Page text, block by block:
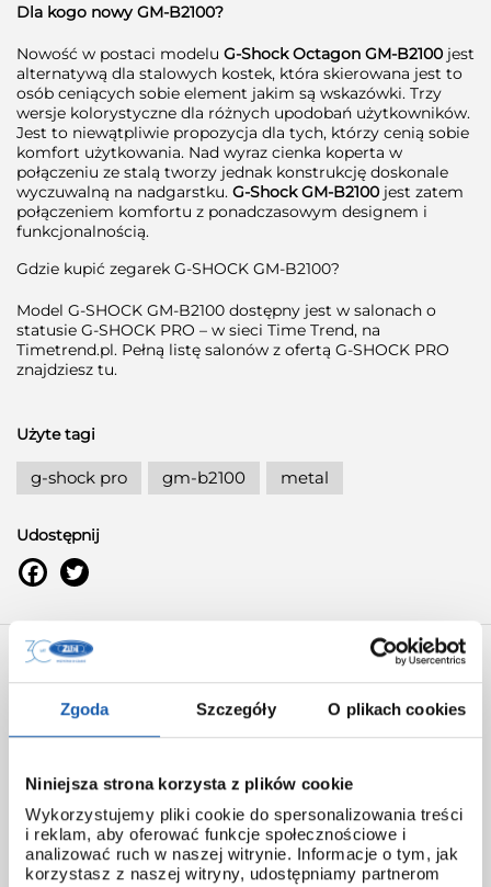
Zgoda Szczegóły O plikach cookies
Niniejsza strona korzysta z plików cookie
Wykorzystujemy pliki cookie do spersonalizowania treści
i reklam, aby oferować funkcje społecznościowe i
analizować ruch w naszej witrynie. Informacje o tym, jak
korzystasz z naszej witryny, udostępniamy partnerom
Dla kogo nowy GM-B2100?
Nowość w postaci modelu G-Shock Octagon GM-B2100 jest
alternatywą dla stalowych kostek, która skierowana jest to
osób ceniących sobie element jakim są wskazówki. Trzy
wersje kolorystyczne dla różnych upodobań użytkowników.
Jest to niewątpliwie propozycja dla tych, którzy cenią sobie
komfort użytkowania. Nad wyraz cienka koperta w
połączeniu ze stalą tworzy jednak konstrukcję doskonale
wyczuwalną na nadgarstku. G-Shock GM-B2100 jest zatem
połączeniem komfortu z ponadczasowym designem i
funkcjonalnością.
Gdzie kupić zegarek G-SHOCK GM-B2100?
Model G-SHOCK GM-B2100 dostępny jest w salonach o
statusie G-SHOCK PRO – w sieci Time Trend, na
Timetrend.pl. Pełną listę salonów z ofertą G-SHOCK PRO
znajdziesz tu.
Użyte tagi
g-shock pro gm-b2100 metal
Udostępnij
AUTOREM ARTYKUŁU JEST:
Matej Matej -prawdziwy fan i znawca
zegarków G-SHOCK, autor kanału
Matej Matej G-SHOCK na Youtube
JAK OCENIASZ TEN ARTYKUŁ?
Wybierz odpowiednią ilość gwiazdek i oceń